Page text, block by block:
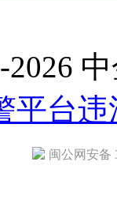
平台违
闽公网安备